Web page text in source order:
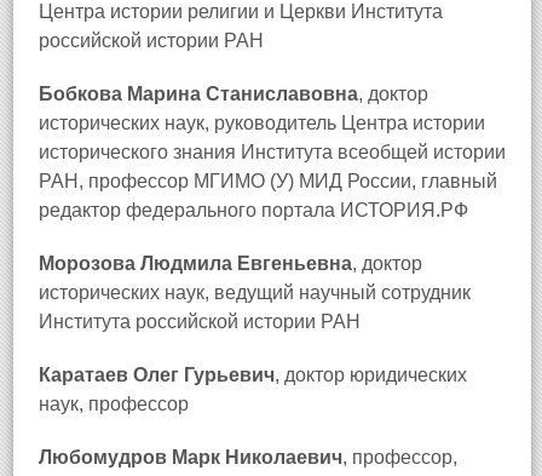
Центра истории религии и Церкви Института
российской истории РАН
Бобкова Марина Станиславовна, доктор
исторических наук, руководитель Центра истории
исторического знания Института всеобщей истории
РАН, профессор МГИМО (У) МИД России, главный
редактор федерального портала ИСТОРИЯ.РФ
Морозова Людмила Евгеньевна, доктор
исторических наук, ведущий научный сотрудник
Института российской истории РАН
Каратаев Олег Гурьевич, доктор юридических
наук, профессор
Любомудров Марк Николаевич, профессор,